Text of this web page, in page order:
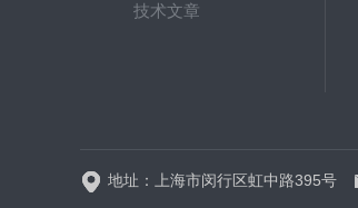
技术文章
地址：上海市闵行区虹中路395号